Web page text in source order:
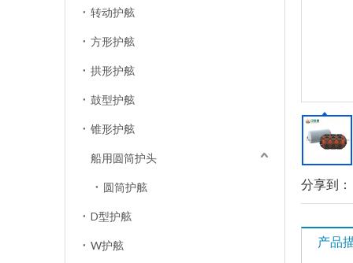
转动护舷
方形护舷
拱形护舷
鼓型护舷
锥形护舷
船用圆筒护头
圆筒护舷
D型护舷
W护舷
分享到：
产品